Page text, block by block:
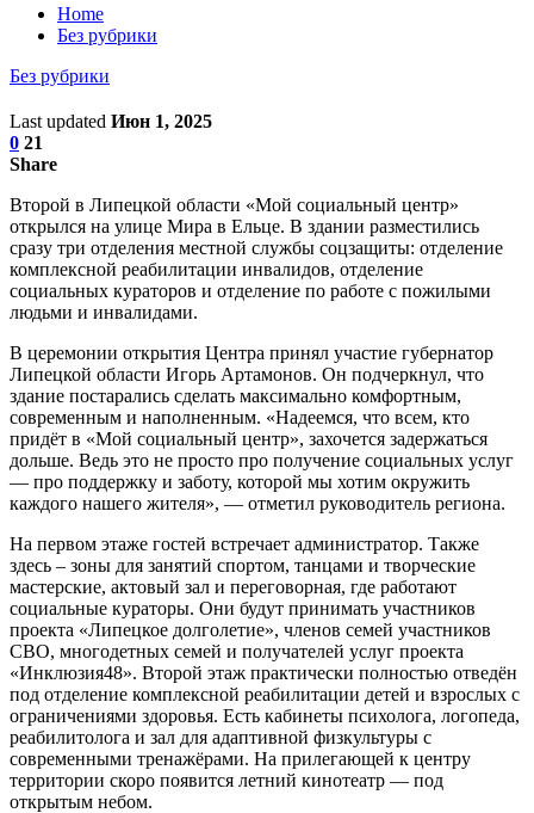
Home
Без рубрики
Без рубрики
Last updated Июн 1, 2025
0 21
Share
Второй в Липецкой области «Мой социальный центр»
открылся на улице Мира в Ельце. В здании разместились
сразу три отделения местной службы соцзащиты: отделение
комплексной реабилитации инвалидов, отделение
социальных кураторов и отделение по работе с пожилыми
людьми и инвалидами.
В церемонии открытия Центра принял участие губернатор
Липецкой области Игорь Артамонов. Он подчеркнул, что
здание постарались сделать максимально комфортным,
современным и наполненным. «Надеемся, что всем, кто
придёт в «Мой социальный центр», захочется задержаться
дольше. Ведь это не просто про получение социальных услуг
— про поддержку и заботу, которой мы хотим окружить
каждого нашего жителя», — отметил руководитель региона.
На первом этаже гостей встречает администратор. Также
здесь – зоны для занятий спортом, танцами и творческие
мастерские, актовый зал и переговорная, где работают
социальные кураторы. Они будут принимать участников
проекта «Липецкое долголетие», членов семей участников
СВО, многодетных семей и получателей услуг проекта
«Инклюзия48». Второй этаж практически полностью отведён
под отделение комплексной реабилитации детей и взрослых с
ограничениями здоровья. Есть кабинеты психолога, логопеда,
реабилитолога и зал для адаптивной физкультуры с
современными тренажёрами. На прилегающей к центру
территории скоро появится летний кинотеатр — под
открытым небом.